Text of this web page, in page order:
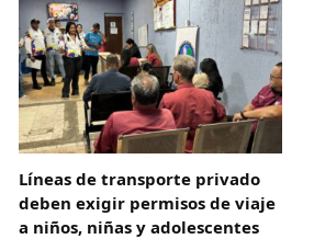
Líneas de transporte privado
deben exigir permisos de viaje
a niños, niñas y adolescentes